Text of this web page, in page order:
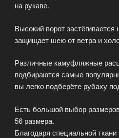
на рукаве.
Высокий ворот
защищает шею от ветра и
Различные камуфляжные
подбираются самые
вы легко подберёте рубаху
Есть большой выбор
56 размера.
Благодаря специальной ткани